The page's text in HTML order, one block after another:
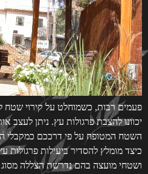
פעמים רבות, כשמוחלט על קירוי שטח
יכוונו להצבת פרגולות עץ. ניתן לעצב
השטח המטופח על פי דרככם כמקבלי
כיצד מומלץ להסדיר ביעילות פרגולות
ושטחי מועצה בהם נדרשת הצללה